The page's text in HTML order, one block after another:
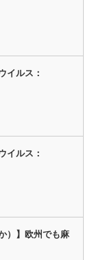
イルス：
イルス：
）】欧州でも麻